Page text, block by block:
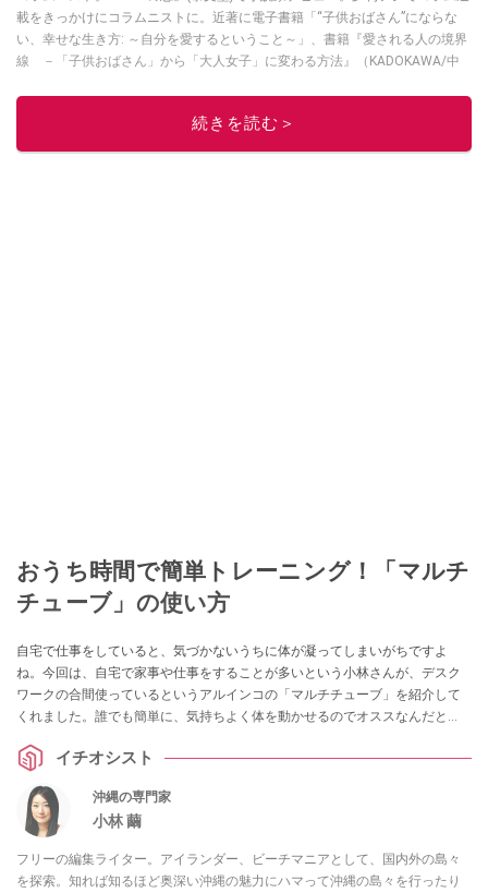
載をきっかけにコラムニストに。近著に電子書籍「“子供おばさん”にならな
い、幸せな生き方: ～自分を愛するということ～」、書籍『愛される人の境界
線 －「子供おばさん」から「大人女子」に変わる方法』（KADOKAWA/中
このイチオシストの他の記事を読む
続きを読む＞
おうち時間で簡単トレーニング！「マルチ
チューブ」の使い方
自宅で仕事をしていると、気づかないうちに体が凝ってしまいがちですよ
ね。今回は、自宅で家事や仕事をすることが多いという小林さんが、デスク
ワークの合間使っているというアルインコの「マルチチューブ」を紹介して
くれました。誰でも簡単に、気持ちよく体を動かせるのでオススなんだと
イチオシスト
沖縄の専門家
小林 繭
フリーの編集ライター。アイランダー、ビーチマニアとして、国内外の島々
を探索。知れば知るほど奥深い沖縄の魅力にハマって沖縄の島々を行ったり